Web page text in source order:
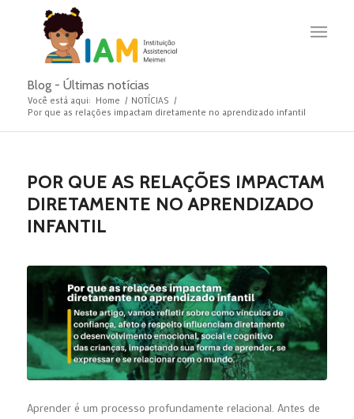
Blog - Últimas notícias
Você está aqui: Home / NOTÍCIAS /
Por que as relações impactam diretamente no aprendizado infantil
POR QUE AS RELAÇÕES IMPACTAM
DIRETAMENTE NO APRENDIZADO
INFANTIL
Aprender é um processo profundamente relacional. Antes de